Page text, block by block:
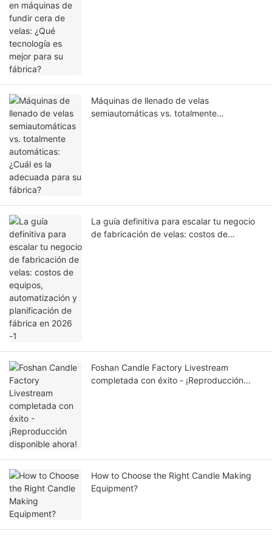
Máquinas de llenado de velas
semiautomáticas vs. totalmente
La guía definitiva para escalar tu negocio
de fabricación de velas: costos de
Foshan Candle Factory Livestream
completada con éxito - ¡Reproducción
How to Choose the Right Candle Making
Equipment?